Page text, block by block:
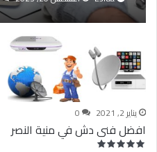
يناير 2, 2021 0
افضل فنى دش في منية النصر